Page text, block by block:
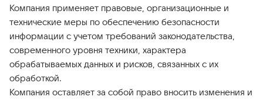
Компания применяет правовые, организационные и
технические меры по обеспечению безопасности
информации с учетом требований законодательства,
современного уровня техники, характера
обрабатываемых данных и рисков, связанных с их
обработкой.
Компания оставляет за собой право вносить изменения и